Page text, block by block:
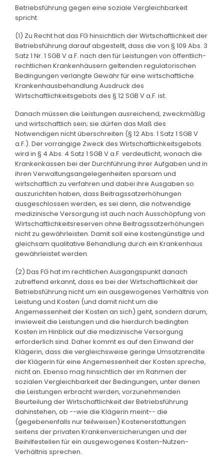
Betriebsführung gegen eine soziale Vergleichbarkeit
spricht.
(1) Zu Recht hat das FG hinsichtlich der Wirtschaftlichkeit der
Betriebsführung darauf abgestellt, dass die von § 109 Abs. 3
Satz 1 Nr. 1 SGB V a.F. nach den für Leistungen von öffentlich-
rechtlichen Krankenhäusern geltenden regulatorischen
Bedingungen verlangte Gewähr für eine wirtschaftliche
Krankenhausbehandlung Ausdruck des
Wirtschaftlichkeitsgebots des § 12 SGB V a.F. ist.
Danach müssen die Leistungen ausreichend, zweckmäßig
und wirtschaftlich sein; sie dürfen das Maß des
Notwendigen nicht überschreiten (§ 12 Abs. 1 Satz 1 SGB V
a.F.). Der vorrangige Zweck des Wirtschaftlichkeitsgebots
wird in § 4 Abs. 4 Satz 1 SGB V a.F. verdeutlicht, wonach die
Krankenkassen bei der Durchführung ihrer Aufgaben und in
ihren Verwaltungsangelegenheiten sparsam und
wirtschaftlich zu verfahren und dabei ihre Ausgaben so
auszurichten haben, dass Beitragssatzerhöhungen
ausgeschlossen werden, es sei denn, die notwendige
medizinische Versorgung ist auch nach Ausschöpfung von
Wirtschaftlichkeitsreserven ohne Beitragssatzerhöhungen
nicht zu gewährleisten. Damit soll eine kostengünstige und
gleichsam qualitative Behandlung durch ein Krankenhaus
gewährleistet werden.
(2) Das FG hat im rechtlichen Ausgangspunkt danach
zutreffend erkannt, dass es bei der Wirtschaftlichkeit der
Betriebsführung nicht um ein ausgewogenes Verhältnis von
Leistung und Kosten (und damit nicht um die
Angemessenheit der Kosten an sich) geht, sondern darum,
inwieweit die Leistungen und die hierdurch bedingten
Kosten im Hinblick auf die medizinische Versorgung
erforderlich sind. Daher kommt es auf den Einwand der
Klägerin, dass die vergleichsweise geringe Umsatzrendite
der Klägerin für eine Angemessenheit der Kosten spreche,
nicht an. Ebenso mag hinsichtlich der im Rahmen der
sozialen Vergleichbarkeit der Bedingungen, unter denen
die Leistungen erbracht werden, vorzunehmenden
Beurteilung der Wirtschaftlichkeit der Betriebsführung
dahinstehen, ob --wie die Klägerin meint-- die
(gegebenenfalls nur teilweisen) Kostenerstattungen
seitens der privaten Krankenversicherungen und der
Beihilfestellen für ein ausgewogenes Kosten-Nutzen-
Verhältnis sprechen.